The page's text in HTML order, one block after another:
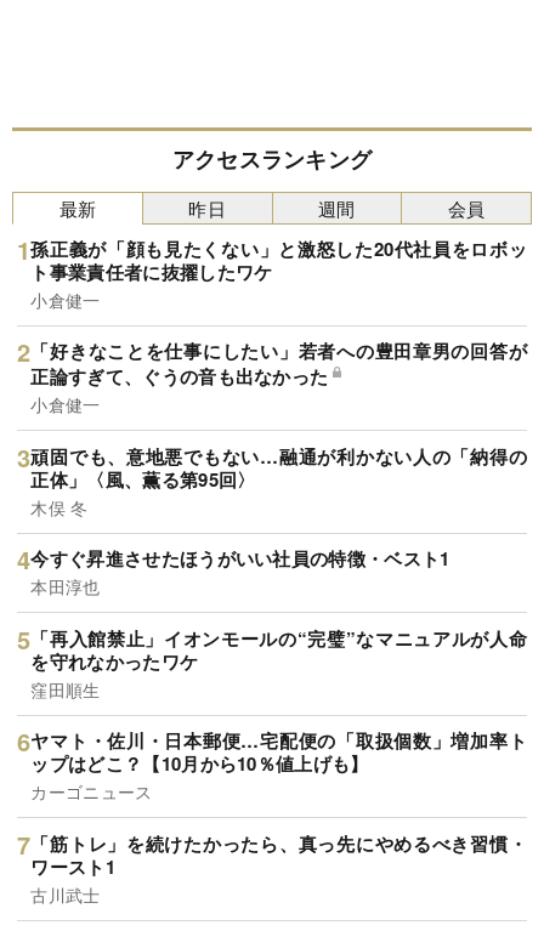
アクセスランキング
最新
孫正義が「顔も見たくない」と激怒した20代社員をロボッ
ト事業責任者に抜擢したワケ
小倉健一
「好きなことを仕事にしたい」若者への豊田章男の回答が
正論すぎて、ぐうの音も出なかった
小倉健一
頑固でも、意地悪でもない…融通が利かない人の「納得の
正体」〈風、薫る第95回〉
木俣 冬
今すぐ昇進させたほうがいい社員の特徴・ベスト1
本田淳也
「再入館禁止」イオンモールの“完璧”なマニュアルが人命
を守れなかったワケ
窪田順生
ヤマト・佐川・日本郵便…宅配便の「取扱個数」増加率ト
ップはどこ？【10月から10％値上げも】
カーゴニュース
「筋トレ」を続けたかったら、真っ先にやめるべき習慣・
ワースト1
古川武士
昨日 週間 会員